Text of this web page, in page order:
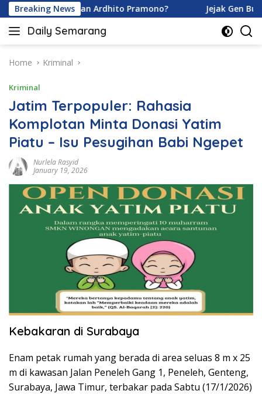
Skip
to
content
Breaking News
dan Ardhito Pramono? Jejak Gen Buka
Daily Semarang
"Semarang
Ini:
Terkini
untuk
Anda"
Home Kriminal
Kriminal
Jatim Terpopuler: Rahasia
Komplotan Minta Donasi Yatim
Piatu – Isu Pesugihan Babi Ngepet
Nurlela Rasyid
January 19, 2026
Kebakaran di Surabaya
Enam petak rumah yang berada di area seluas 8 m x 25
m di kawasan Jalan Peneleh Gang 1, Peneleh, Genteng,
Surabaya, Jawa Timur, terbakar pada Sabtu (17/1/2026)